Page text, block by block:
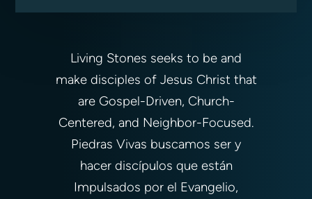
Living Stones seeks to be and
make disciples of Jesus Christ that
are Gospel-Driven, Church-
Centered, and Neighbor-Focused.
Piedras Vivas buscamos ser y
hacer discípulos que están
Impulsados por el Evangelio,